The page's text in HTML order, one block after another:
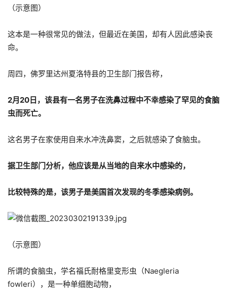
（示意图）
这本是一种很常见的做法，但最近在美国，却有人因此感染丧
命。
周四，佛罗里达州夏洛特县的卫生部门报告称，
2月20日，该县有一名男子在洗鼻过程中不幸感染了罕见的食脑
虫而死亡。
这名男子在家使用自来水冲洗鼻窦，之后就感染了食脑虫。
据卫生部门分析，他应该是从当地的自来水中感染的，
比较特殊的是，该男子是美国首次发现的冬季感染病例。
（示意图）
所谓的食脑虫，学名福氏耐格里变形虫（Naegleria
fowleri），是一种单细胞动物，